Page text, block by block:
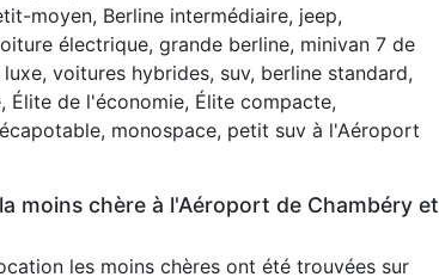
moyen, Berline intermédiaire, jeep,
électrique, grande berline, minivan 7 de
voitures hybrides, suv, berline standard,
Élite de l'économie, Élite compacte,
monospace, petit suv à l'Aéroport
moins chère à l'Aéroport de Chambéry et
les moins chères ont été trouvées sur